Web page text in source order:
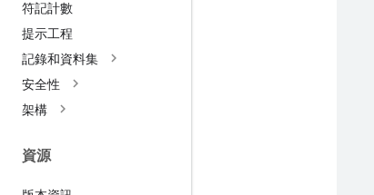
符記計數
提示工程
記錄和資料集
安全性
架構
資源